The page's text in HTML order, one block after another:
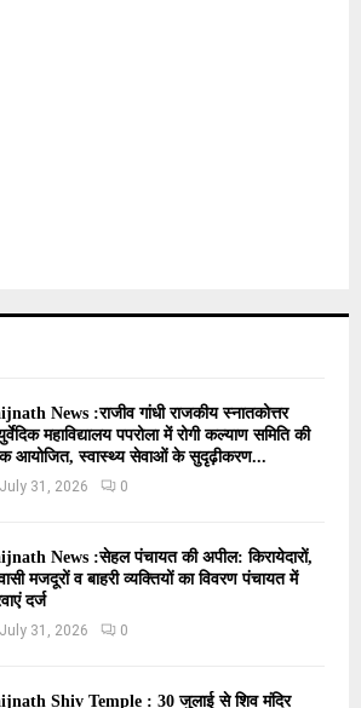
News :राजीव गांधी राजकीय स्नातकोत्तर
महाविद्यालय पपरोला में रोगी कल्याण समिति की
आयोजित, स्वास्थ्य सेवाओं के सुदृढ़ीकरण...
July 31, 2026 0
News :सेहल पंचायत की अपील: किरायेदारों,
मजदूरों व बाहरी व्यक्तियों का विवरण पंचायत में
दर्ज
July 31, 2026 0
Shiv Temple : 30 जुलाई से शिव मंदिर